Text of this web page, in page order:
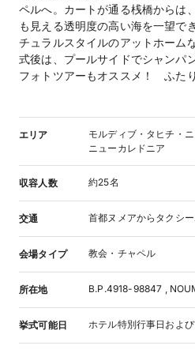
ペルへ。カートが通る桟橋からは
も見える透明度の高い海を一望で
チュラルスタイルのアットホーム
式後は、プールサイドでシャンパ
フォトツアーもオススメ！ ふた
エリア
モルディブ・タヒチ・
ニューカレドニア
収容人数 約25名
交通 首都ヌメアからタクシ
会場タイプ 教会・チャペル
所在地 B.P.4918-98847 ,
挙式可能日 ホテル特別行事日およ